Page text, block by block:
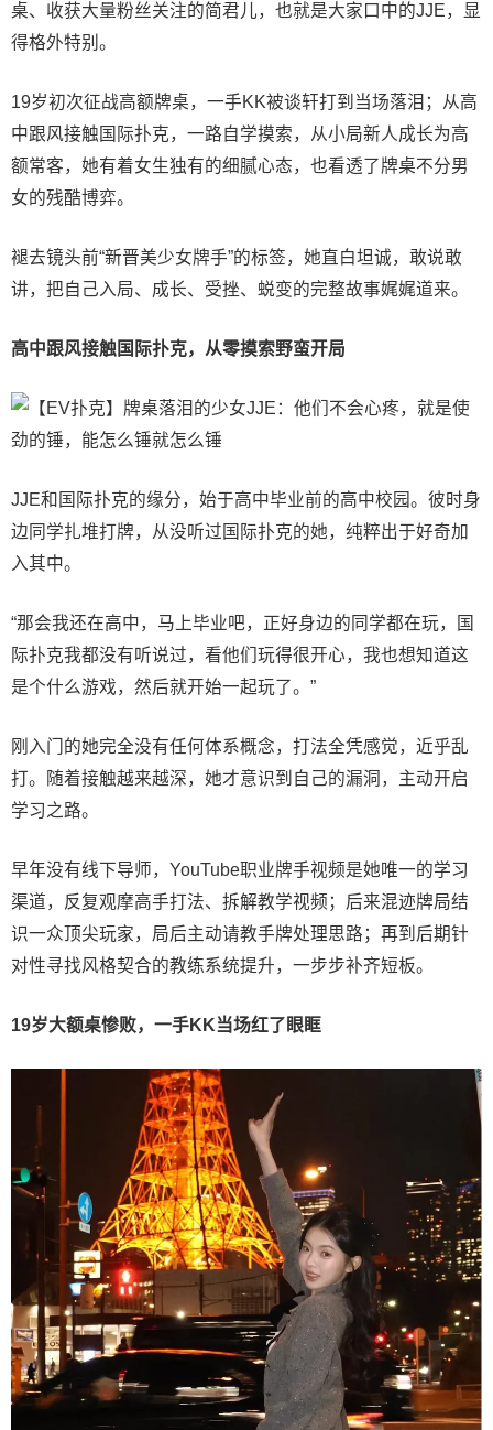
桌、收获大量粉丝关注的简君儿，也就是大家口中的JJE，显
得格外特别。
19岁初次征战高额牌桌，一手KK被谈轩打到当场落泪；从高
中跟风接触国际扑克，一路自学摸索，从小局新人成长为高
额常客，她有着女生独有的细腻心态，也看透了牌桌不分男
女的残酷博弈。
褪去镜头前“新晋美少女牌手”的标签，她直白坦诚，敢说敢
讲，把自己入局、成长、受挫、蜕变的完整故事娓娓道来。
高中跟风接触国际扑克，从零摸索野蛮开局
JJE和国际扑克的缘分，始于高中毕业前的高中校园。彼时身
边同学扎堆打牌，从没听过国际扑克的她，纯粹出于好奇加
入其中。
“那会我还在高中，马上毕业吧，正好身边的同学都在玩，国
际扑克我都没有听说过，看他们玩得很开心，我也想知道这
是个什么游戏，然后就开始一起玩了。”
刚入门的她完全没有任何体系概念，打法全凭感觉，近乎乱
打。随着接触越来越深，她才意识到自己的漏洞，主动开启
学习之路。
早年没有线下导师，YouTube职业牌手视频是她唯一的学习
渠道，反复观摩高手打法、拆解教学视频；后来混迹牌局结
识一众顶尖玩家，局后主动请教手牌处理思路；再到后期针
对性寻找风格契合的教练系统提升，一步步补齐短板。
19岁大额桌惨败，一手KK当场红了眼眶